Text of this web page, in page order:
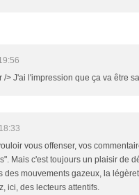
/> J'ai l'impression que ça va être
vous offenser, vos
Mais c'est toujours un plaisir de
des mouvements gazeux, la
ici, des lecteurs attentifs.